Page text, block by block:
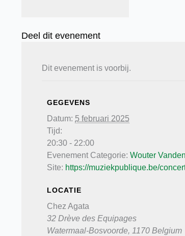
Deel dit evenement
Dit evenement is voorbij.
GEGEVENS
Datum: 5 februari 2025
Tijd:
20:30 - 22:00
Evenement Categorie: Wouter
Site: https://muziekpublique.be/
LOCATIE
Chez Agata
32 Drève des Equipages
Watermaal-Bosvoorde, 1170 Belgium